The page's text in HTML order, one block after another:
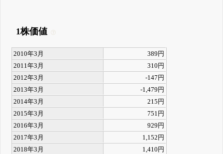
1株価値
2010年3月
389円
2011年3月
310円
2012年3月
-147円
2013年3月
-1,479円
2014年3月
215円
2015年3月
751円
2016年3月
929円
2017年3月
1,152円
2018年3月
1,410円